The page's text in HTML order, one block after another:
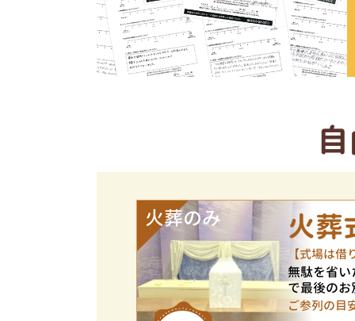
火葬のみ 火葬
【式場は
無駄を省
で最後の
ご参列の目